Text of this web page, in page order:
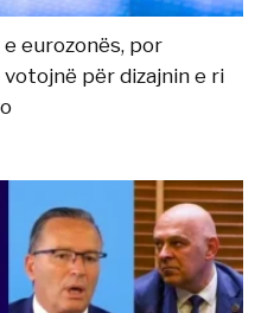
eurozonës, por
për dizajnin e ri